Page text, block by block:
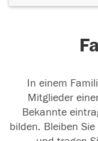
In einem
Mitglieder
Bekannte
bilden. Bleiben